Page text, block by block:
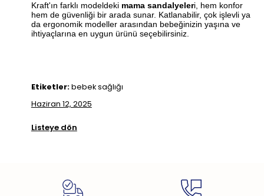
Kraft'ın farklı modeldeki mama sandalyeleri, hem konfor
hem de güvenliği bir arada sunar. Katlanabilir, çok işlevli ya
da ergonomik modeller arasından bebeğinizin yaşına ve
ihtiyaçlarına en uygun ürünü seçebilirsiniz.
Etiketler:bebek sağlığı
Haziran 12, 2025
Listeye dön